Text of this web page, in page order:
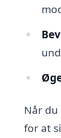
Når
for at